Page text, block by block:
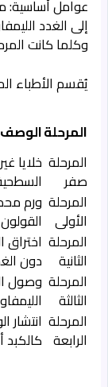
عوامل أساسية:
إلى الغدد
وكلما كانت
يُقسم الأطباء
المرحلة
المرحلة
صفر
خلايا
المرحلة
الأولى
ورم
المرحلة
الثانية
اختراق
دون
المرحلة
الثالثة
وصول
المرحلة
الرابعة
انتشار
كالكبد